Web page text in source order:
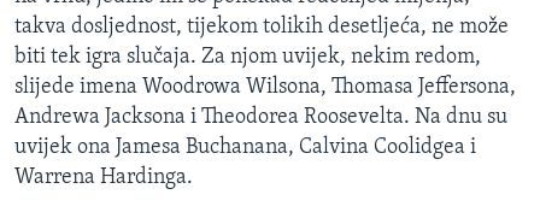
takva dosljednost, tijekom tolikih desetljeća, ne može
biti tek igra slučaja. Za njom uvijek, nekim redom,
slijede imena Woodrowa Wilsona, Thomasa Jeffersona,
Andrewa Jacksona i Theodorea Roosevelta. Na dnu su
uvijek ona Jamesa Buchanana, Calvina Coolidgea i
Warrena Hardinga.